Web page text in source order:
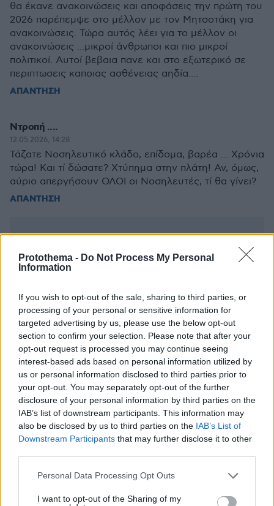
Protothema - Do Not Process My Personal
Information
If you wish to opt-out of the sale, sharing to third parties, or
processing of your personal or sensitive information for
targeted advertising by us, please use the below opt-out
section to confirm your selection. Please note that after your
opt-out request is processed you may continue seeing
interest-based ads based on personal information utilized by
us or personal information disclosed to third parties prior to
your opt-out. You may separately opt-out of the further
disclosure of your personal information by third parties on the
IAB’s list of downstream participants. This information may
also be disclosed by us to third parties on the IAB’s List of
Downstream Participants that may further disclose it to other
Please note that this website/app uses one or more Google
not limited to your visit or usage behaviour. You may click to
Personal Data Processing Opt Outs
I want to opt-out of the Sharing of my
θα έκανε ανακοινώσεις και αποφάσεις την πρώτη του
2026 παρέπεμψε στο μέλλον με τον Μητσοτάκη για
ανακοινώσεις. Τώρα αυτός λέει για το μέλλον οι
ανακοινώσεις ...μικροί άνθρωποι και πιο μικροί
πολιτικοί. Αυτοί βεβαια πανε και στο εξωτερικό σε
περιπτωσεις καποιας ασθένειας αηδία....
ΑΠΑΝΤΗΣΗ
Ντροπή ....
12.05.2026, 14:28
Τάζατε Νοσηλευτικό κλάδο, επίδομα, βαρέα ... Χρόνια
τώρα! Και τί δώσατε? Χτύπημα στην πλάτη! Αν, όμως,
αύριο απεργήσουν ΟΛΟΙ οι Νοσηλευτές, τί θα γίνει?
ΑΠΑΝΤΗΣΗ
ΠΡΟΣΘΗΚΗ ΣΧΟΛΙΟΥ
ΌΝΟΜΑ *
EMAIL
ΣΧΌΛΙΟ *